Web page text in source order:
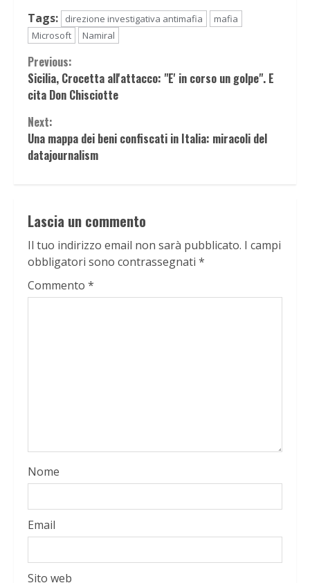
Tags:
direzione investigativa antimafia
mafia
Microsoft
Namiral
Continue
Reading
Previous:
Sicilia, Crocetta all'attacco: "E' in corso un golpe". E
cita Don Chisciotte
Next:
Una mappa dei beni confiscati in Italia: miracoli del
datajournalism
Lascia un commento
Il tuo indirizzo email non sarà pubblicato. I campi
obbligatori sono contrassegnati *
Commento *
Nome
Email
Sito web